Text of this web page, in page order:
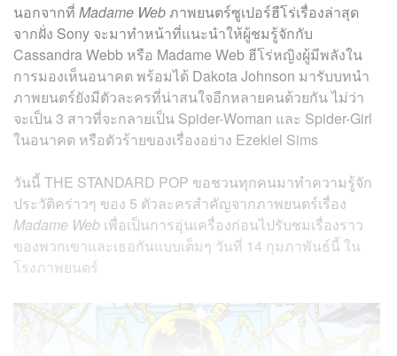
นอกจากที่ Madame Webภาพยนตร์ซูเปอร์ฮีโร่เรื่องล่าสุด
จากฝั่ง Sony จะมาทำหน้าที่แนะนำให้ผู้ชมรู้จักกับ
Cassandra Webb หรือ Madame Web ฮีโร่หญิงผู้มีพลังใน
การมองเห็นอนาคต พร้อมได้ Dakota Johnson มารับบทนำ
ภาพยนตร์ยังมีตัวละครที่น่าสนใจอีกหลายคนด้วยกัน ไม่ว่า
จะเป็น 3 สาวที่จะกลายเป็น Spider-Woman และ Spider-Girl
ในอนาคต หรือตัวร้ายของเรื่องอย่าง Ezekiel Sims
วันนี้ THE STANDARD POP ขอชวนทุกคนมาทำความรู้จัก
ประวัติคร่าวๆ ของ 5 ตัวละครสำคัญจากภาพยนตร์เรื่อง
Madame Web เพื่อเป็นการอุ่นเครื่องก่อนไปรับชมเรื่องราว
ของพวกเขาและเธอกันแบบเต็มๆ วันที่ 14 กุมภาพันธ์นี้ ใน
โรงภาพยนตร์